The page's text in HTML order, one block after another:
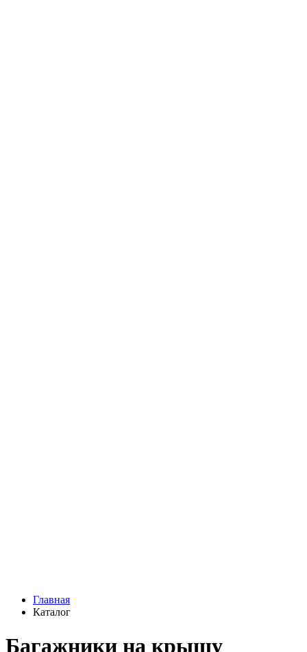
Главная
Каталог
Багажники на крышу